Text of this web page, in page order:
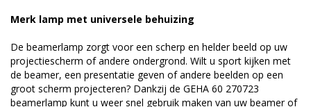
Merk lamp met universele behuizing
De beamerlamp zorgt voor een scherp en helder beeld op uw
projectiescherm of andere ondergrond. Wilt u sport kijken met
de beamer, een presentatie geven of andere beelden op een
groot scherm projecteren? Dankzij de GEHA 60 270723
beamerlamp kunt u weer snel gebruik maken van uw beamer of